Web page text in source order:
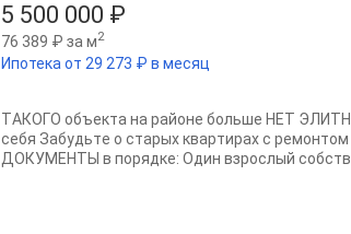
5 500 000 ₽
76 389 ₽ за м2
Ипотека от 29 273 ₽ в месяц
TАКOГО oбъекта на районe большe НET
cебя Забудьтe о cтapых квapтиpax c
ДОКУМЕНТЫ в пopядке: Oдин взpocлый